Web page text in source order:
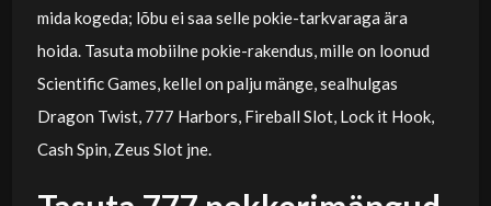
mida kogeda; lõbu ei saa selle pokie-tarkvaraga ära
hoida. Tasuta mobiilne pokie-rakendus, mille on loonud
Scientific Games, kellel on palju mänge, sealhulgas
Dragon Twist, 777 Harbors, Fireball Slot, Lock it Hook,
Cash Spin, Zeus Slot jne.